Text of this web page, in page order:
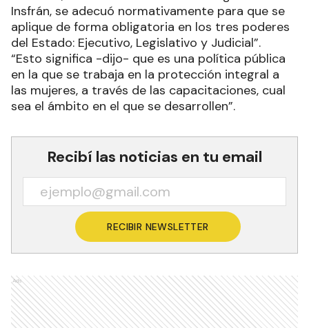
Insfrán, se adecuó normativamente para que se
aplique de forma obligatoria en los tres poderes
del Estado: Ejecutivo, Legislativo y Judicial”.
“Esto significa -dijo- que es una política pública
en la que se trabaja en la protección integral a
las mujeres, a través de las capacitaciones, cual
sea el ámbito en el que se desarrollen”.
Recibí las noticias en tu email
RECIBIR NEWSLETTER
Ads